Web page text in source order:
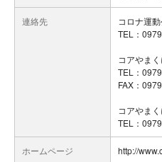
連絡先
コロナ運
TEL：
コアやま
TEL：
FAX：
コアやま
TEL：
ホームページ http://